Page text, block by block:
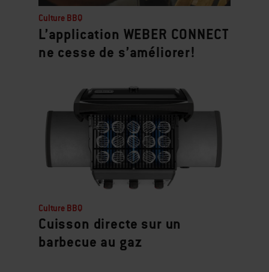
Culture BBQ
L’application WEBER CONNECT
ne cesse de s’améliorer!
Culture BBQ
Cuisson directe sur un
barbecue au gaz